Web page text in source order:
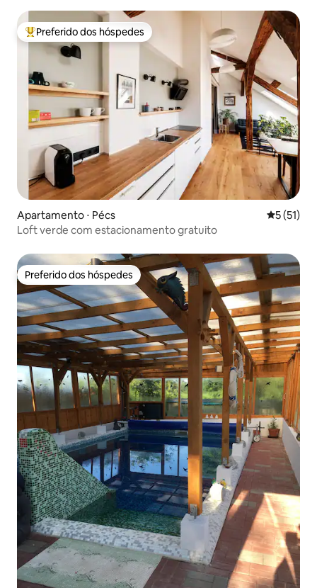
Entre os melhores preferidos dos hóspedes
Preferido dos hóspedes
Apartamento ⋅ Pécs 5 de uma
5 (51)
Loft verde com estacionamento gratuito
Preferido dos hóspedes
Preferido dos hóspedes